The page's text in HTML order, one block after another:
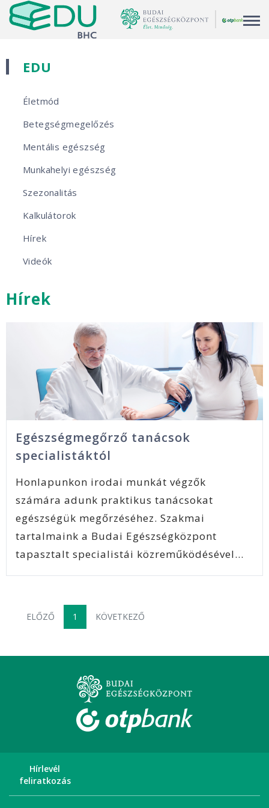
Menü
EDU
Életmód
Betegségmegelőzés
Mentális egészség
Munkahelyi egészség
Szezonalitás
Kalkulátorok
Hírek
Videók
Hírek
Egészségmegőrző tanácsok
specialistáktól
Honlapunkon irodai munkát végzők
számára adunk praktikus tanácsokat
egészségük megőrzéséhez. Szakmai
tartalmaink a Budai Egészségközpont
tapasztalt specialistái közreműködésével
készülnek, így megbízható és hiteles
mentális egészség hosszú távú
fenntartásához.
ELŐZŐ 1 KÖVETKEZŐ
Hírlevél
feliratkozás